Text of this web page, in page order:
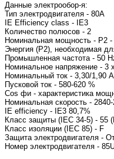
Данные электрообор-я:
Тип электродвигателя - 80A
IE Efficiency class - IE3
Количество полюсов - 2
Номинальная мощность - P2 -
Энергия (Р2), необходимая
Промышленная частота - 50
Номинальное напряжение - 3
Номинальный ток - 3,30/1,90 A
Пусковой ток - 580-620 %
Cos фи - характеристика
Номинальная скорость -
IE efficiency - IE3 80,7%
Класс защиты (IEC 34-5) - 55
Класс изоляции (IEC 85) - F
Защита электродвигателя -
Номер электродвигателя -